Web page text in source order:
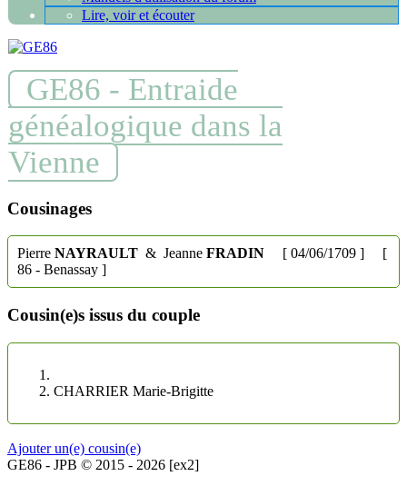
Lire, voir et écouter
GE86 - Entraide
généalogique dans la
Vienne
Cousinages
Pierre NAYRAULT & Jeanne FRADIN [ 04/06/1709 ] [
86 - Benassay ]
Cousin(e)s issus du couple
CHARRIER Marie-Brigitte
Ajouter un(e) cousin(e)
GE86 - JPB © 2015 - 2026 [ex2]